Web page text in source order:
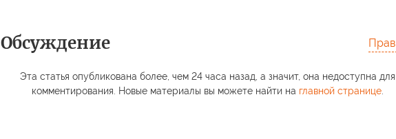
Обсуждение
Эта статья опубликована более, чем 24 часа назад, а значит, она недоступна для
комментирования. Новые материалы вы можете найти на главной странице.